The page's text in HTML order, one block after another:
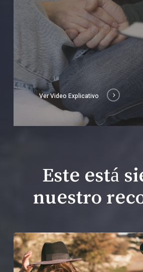
Ver Video Explicativo
Este está
nuestro